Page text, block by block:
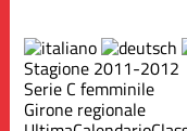
Stagione 2011-2012
Serie C femminile
Girone regionale